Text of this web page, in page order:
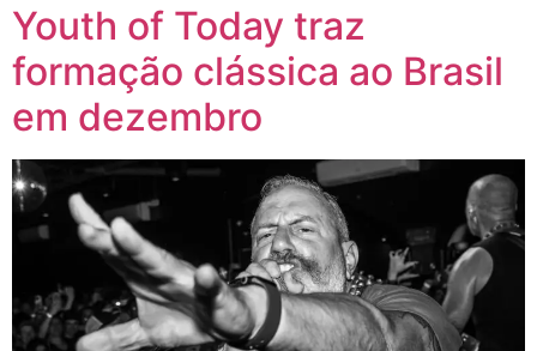
Youth of Today traz
formação clássica ao Brasil
em dezembro